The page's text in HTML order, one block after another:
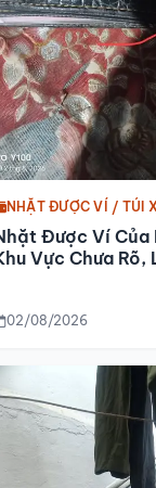
NHẶT ĐƯỢC VÍ / TÚI
Được Ví Của
Vực Chưa Rõ,
02/08/2026